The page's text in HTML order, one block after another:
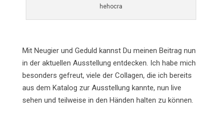
hehocra
Mit Neugier und Geduld kannst Du meinen Beitrag nun
in der aktuellen Ausstellung entdecken. Ich habe mich
besonders gefreut, viele der Collagen, die ich bereits
aus dem Katalog zur Ausstellung kannte, nun live
sehen und teilweise in den Händen halten zu können.